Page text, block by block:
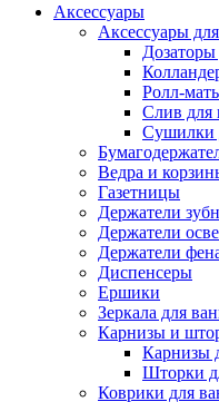
Аксессуары
Аксессуары
Ролл-
Слив для
Сушилки
Ведра и
Газетницы
Держатели
Держатели
Держатели
Диспенсеры
Ершики
Зеркала для
Карнизы и
Карнизы
Шторки
Коврики для